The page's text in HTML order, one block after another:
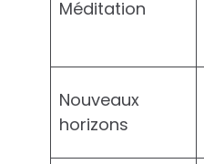
Méditation
Nouveaux
horizons